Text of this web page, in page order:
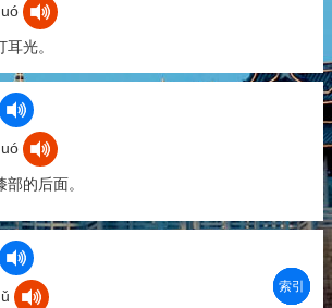
光。
的后面。
部首
笔划
拼音
潮拼